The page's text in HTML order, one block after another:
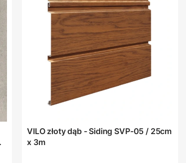
VILO złoty dąb - Siding SVP-05 / 25cm
x 3m